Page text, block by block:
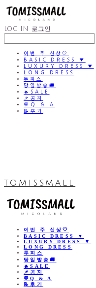
LOG IN 로그인
이번 주 신상🤍
BASIC DRESS ▼
LUXURY DRESS ▼
LONG DRESS
투피스
당일발송🚚
🔥SALE
📌공지
💬Q & A
📝후기
TOMISSMALL
이번 주 신상🤍
BASIC DRESS ▼
LUXURY DRESS ▼
LONG DRESS
투피스
당일발송🚚
🔥SALE
📌공지
💬Q & A
📝후기